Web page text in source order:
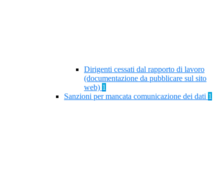
Dirigenti cessati dal rapporto di lavoro
(documentazione da pubblicare sul sito
web) 1
Sanzioni per mancata comunicazione dei dati 1